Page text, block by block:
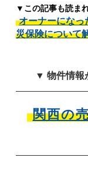
▼この記事も読ま
オーナーになっ
災保険について
▼ 物件情報
関西の